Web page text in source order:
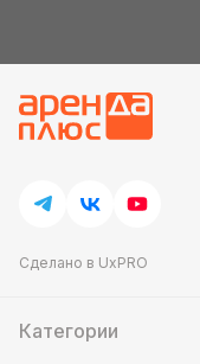
Сделано в UxPRO
Категории